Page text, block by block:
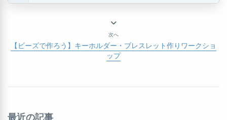
次へ
【ビーズで作ろう】キーホルダー・ブレスレット作りワークショ
ップ